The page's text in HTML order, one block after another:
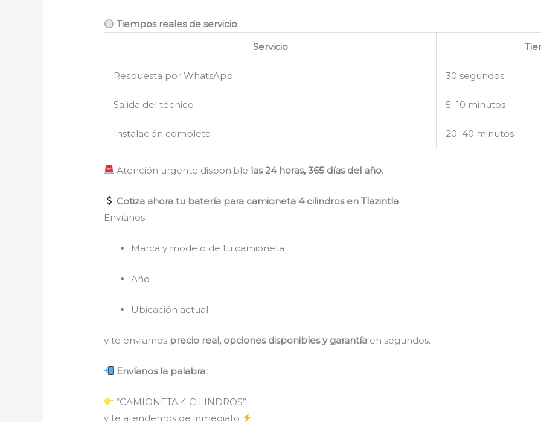
Tiempos reales de servicio
Servicio
Respuesta por WhatsApp 30 segundos
Salida del técnico 5–10 minutos
Instalación completa 20–40 minutos
Atención urgente disponible las 24 horas, 365 días del año.
Cotiza ahora tu batería para camioneta 4 cilindros en Tlazintla
Envíanos:
Marca y modelo de tu camioneta
Año
Ubicación actual
y te enviamos precio real, opciones disponibles y garantía en segundos.
Envíanos la palabra:
“CAMIONETA 4 CILINDROS”
y te atendemos de inmediato